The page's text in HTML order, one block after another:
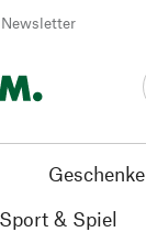
Newsletter
Geschenke
Sport & Spiel